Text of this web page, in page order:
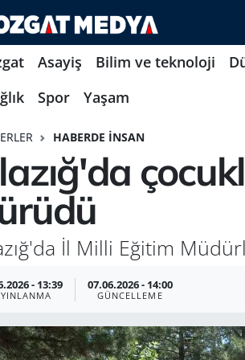
Asayiş Bilim ve teknoloji
Spor Yaşam
HABERDE İNSAN
İl Milli Eğitim
- 13:39 07.06.2026 - 14:00
GÜNCELLEME